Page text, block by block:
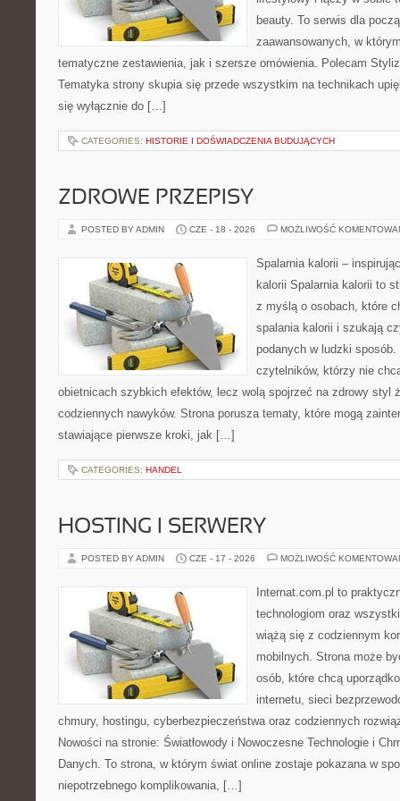
beauty. To serwis dla
zaawansowanych, w
tematyczne zestawienia, jak i szersze omówienia. Polecam
Tematyka strony skupia się przede wszystkim na technikach
się wyłącznie do […]
CATEGORIES: HISTORIE I DOŚWIADCZENIA BUDUJĄCYCH
ZDROWE PRZEPISY
POSTED BY ADMIN CZE - 18 - 2026 MOŻLIWOŚĆ
Spalarnia kalorii –
kalorii Spalarnia kalorii to
z myślą o osobach, które
spalania kalorii i szukają
podanych w ludzki sposób.
czytelników, którzy nie
obietnicach szybkich efektów, lecz wolą spojrzeć na zdrowy styl
codziennych nawyków. Strona porusza tematy, które mogą
stawiające pierwsze kroki, jak […]
CATEGORIES: HANDEL
HOSTING I SERWERY
POSTED BY ADMIN CZE - 17 - 2026 MOŻLIWOŚĆ
Internat.com.pl to
technologiom oraz
wiążą się z codziennym
mobilnych. Strona może
osób, które chcą
internetu, sieci
chmury, hostingu, cyberbezpieczeństwa oraz codziennych
Nowości na stronie: Światłowody i Nowoczesne Technologie i
Danych. To strona, w którym świat online zostaje pokazana w
niepotrzebnego komplikowania, […]